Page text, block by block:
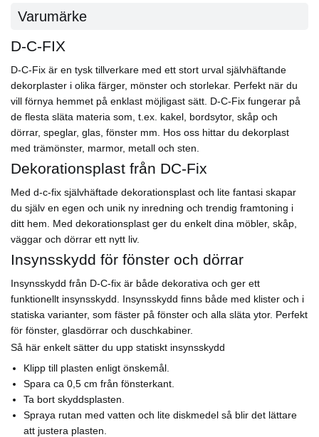
Varumärke
D-C-FIX
D-C-Fix är en tysk tillverkare med ett stort urval självhäftande
dekorplaster i olika färger, mönster och storlekar. Perfekt när du
vill förnya hemmet på enklast möjligast sätt. D-C-Fix fungerar på
de flesta släta materia som, t.ex. kakel, bordsytor, skåp och
dörrar, speglar, glas, fönster mm. Hos oss hittar du dekorplast
med trämönster, marmor, metall och sten.
Dekorationsplast från DC-Fix
Med d-c-fix självhäftade dekorationsplast och lite fantasi skapar
du själv en egen och unik ny inredning och trendig framtoning i
ditt hem. Med dekorationsplast ger du enkelt dina möbler, skåp,
väggar och dörrar ett nytt liv.
Insynsskydd för fönster och dörrar
Insynsskydd från D-C-fix är både dekorativa och ger ett
funktionellt insynsskydd. Insynsskydd finns både med klister och i
statiska varianter, som fäster på fönster och alla släta ytor. Perfekt
för fönster, glasdörrar och duschkabiner.
Så här enkelt sätter du upp statiskt insynsskydd
Klipp till plasten enligt önskemål.
Spara ca 0,5 cm från fönsterkant.
Ta bort skyddsplasten.
Spraya rutan med vatten och lite diskmedel så blir det lättare
att justera plasten.